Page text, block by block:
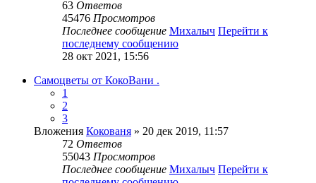
63 Ответов
45476 Просмотров
Последнее сообщение Михалыч Перейти к
последнему сообщению
28 окт 2021, 15:56
Самоцветы от КокоВани .
1
2
3
Вложения Кокованя » 20 дек 2019, 11:57
72 Ответов
55043 Просмотров
Последнее сообщение Михалыч Перейти к